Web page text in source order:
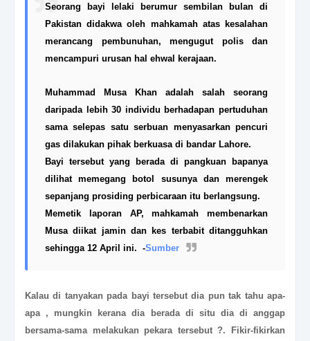
Seorang bayi lelaki berumur sembilan bulan di
Pakistan didakwa oleh mahkamah atas kesalahan
merancang pembunuhan, mengugut polis dan
mencampuri urusan hal ehwal kerajaan.
Muhammad Musa Khan adalah salah seorang
daripada lebih 30 individu berhadapan pertuduhan
sama selepas satu serbuan menyasarkan pencuri
gas dilakukan pihak berkuasa di bandar Lahore.
Bayi tersebut yang berada di pangkuan bapanya
dilihat memegang botol susunya dan merengek
sepanjang prosiding perbicaraan itu berlangsung.
Memetik laporan AP, mahkamah membenarkan
Musa diikat jamin dan kes terbabit ditangguhkan
sehingga 12 April ini. -Sumber
Kalau di tanyakan pada bayi tersebut dia pun tak tahu apa-
apa , mungkin kerana dia berada di situ dia di anggap
bersama-sama melakukan pekara tersebut ?. Fikir-fikirkan